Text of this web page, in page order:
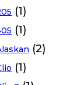
(1)
(1)
(2)
(1)